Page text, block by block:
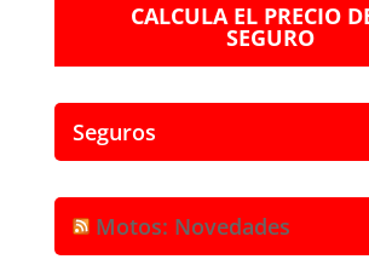
CALCULA EL PRECIO
SEGURO
Seguros
Motos: Novedades